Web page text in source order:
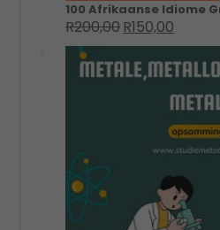
100 Afrikaanse Idiome
R200,00 Original
price
was:
R200,00.
R150,00
price
is:
R150,00.